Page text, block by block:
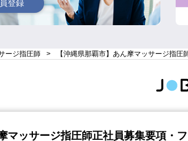
マッサージ指圧師正社員募集要項・
登録
ージ指圧師 【沖縄県那覇市】あん摩マッサージ指